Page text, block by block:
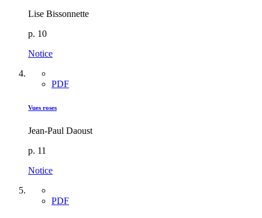
Lise Bissonnette
p. 10
Notice
PDF
Vues roses
Jean-Paul Daoust
p. 11
Notice
PDF